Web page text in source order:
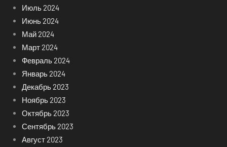
Июль 2024
Июнь 2024
Май 2024
Март 2024
Февраль 2024
Январь 2024
Декабрь 2023
Ноябрь 2023
Октябрь 2023
Сентябрь 2023
Август 2023